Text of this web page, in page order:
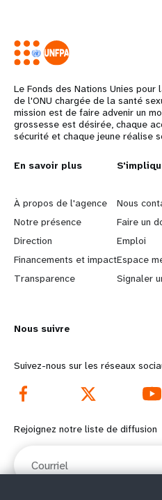
Le Fonds des Nations Unies
de l'ONU chargée de la santé
mission est de faire advenir un
grossesse est désirée, chaque
sécurité et chaque jeune réalise
L
e
a
r
n
o
r
e
f
o
En savoir plus
À propos de l'agence
Notre présence
Direction
Financements et impact
Transparence
G
o
b
e
y
d
o
t
Nous
Faire un
Emploi
Espace
Signaler
Nous suivre
Suivez-nous sur les réseaux
Rejoignez notre liste de diffusion